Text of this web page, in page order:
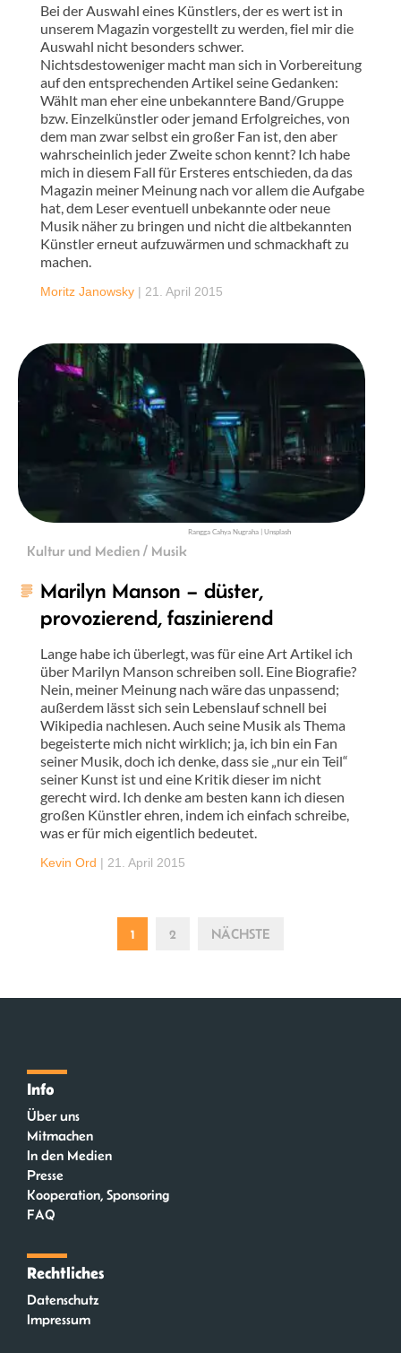
Bei der Auswahl eines Künstlers, der es wert ist in
unserem Magazin vorgestellt zu werden, fiel mir die
Auswahl nicht besonders schwer.
Nichtsdestoweniger macht man sich in Vorbereitung
auf den entsprechenden Artikel seine Gedanken:
Wählt man eher eine unbekanntere Band/Gruppe
bzw. Einzelkünstler oder jemand Erfolgreiches, von
dem man zwar selbst ein großer Fan ist, den aber
wahrscheinlich jeder Zweite schon kennt? Ich habe
mich in diesem Fall für Ersteres entschieden, da das
Magazin meiner Meinung nach vor allem die Aufgabe
hat, dem Leser eventuell unbekannte oder neue
Musik näher zu bringen und nicht die altbekannten
Künstler erneut aufzuwärmen und schmackhaft zu
machen.
Moritz Janowsky | 21. April 2015
Rangga Cahya Nugraha | Unsplash
Kultur und Medien / Musik
Marilyn Manson – düster,
provozierend, faszinierend
Lange habe ich überlegt, was für eine Art Artikel ich
über Marilyn Manson schreiben soll. Eine Biografie?
Nein, meiner Meinung nach wäre das unpassend;
außerdem lässt sich sein Lebenslauf schnell bei
Wikipedia nachlesen. Auch seine Musik als Thema
begeisterte mich nicht wirklich; ja, ich bin ein Fan
seiner Musik, doch ich denke, dass sie „nur ein Teil“
seiner Kunst ist und eine Kritik dieser im nicht
gerecht wird. Ich denke am besten kann ich diesen
großen Künstler ehren, indem ich einfach schreibe,
was er für mich eigentlich bedeutet.
Kevin Ord | 21. April 2015
1 2 NÄCHSTE
Info
Über uns
Mitmachen
In den Medien
Presse
Kooperation, Sponsoring
FAQ
Rechtliches
Datenschutz
Impressum